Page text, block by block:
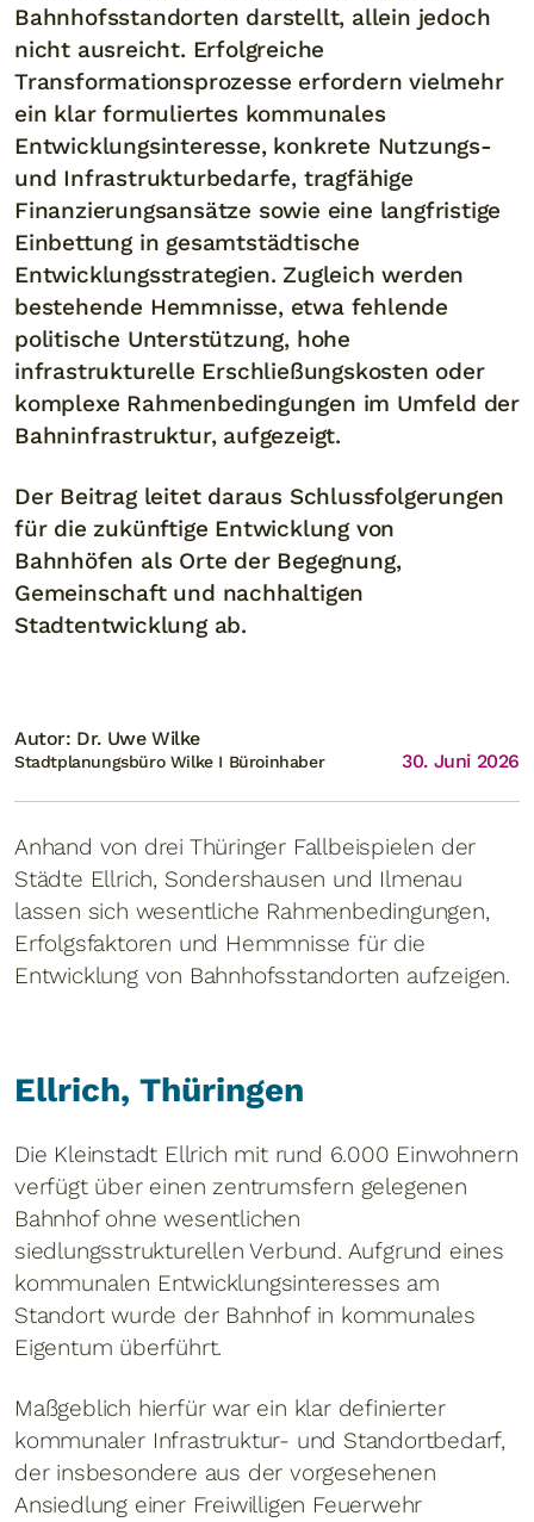
Bahnhofsstandorten darstellt, allein jedoch
nicht ausreicht. Erfolgreiche
Transformationsprozesse erfordern vielmehr
ein klar formuliertes kommunales
Entwicklungsinteresse, konkrete Nutzungs-
und Infrastrukturbedarfe, tragfähige
Finanzierungsansätze sowie eine langfristige
Einbettung in gesamtstädtische
Entwicklungsstrategien. Zugleich werden
bestehende Hemmnisse, etwa fehlende
politische Unterstützung, hohe
infrastrukturelle Erschließungskosten oder
komplexe Rahmenbedingungen im Umfeld der
Bahninfrastruktur, aufgezeigt.
Der Beitrag leitet daraus Schlussfolgerungen
für die zukünftige Entwicklung von
Bahnhöfen als Orte der Begegnung,
Gemeinschaft und nachhaltigen
Stadtentwicklung ab.
Autor: Dr. Uwe Wilke
Stadtplanungsbüro Wilke I Büroinhaber 30. Juni 2026
Anhand von drei Thüringer Fallbeispielen der
Städte Ellrich, Sondershausen und Ilmenau
lassen sich wesentliche Rahmenbedingungen,
Erfolgsfaktoren und Hemmnisse für die
Entwicklung von Bahnhofsstandorten aufzeigen.
Ellrich, Thüringen
Die Kleinstadt Ellrich mit rund 6.000 Einwohnern
verfügt über einen zentrumsfern gelegenen
Bahnhof ohne wesentlichen
siedlungsstrukturellen Verbund. Aufgrund eines
kommunalen Entwicklungsinteresses am
Standort wurde der Bahnhof in kommunales
Eigentum überführt.
Maßgeblich hierfür war ein klar definierter
kommunaler Infrastruktur- und Standortbedarf,
der insbesondere aus der vorgesehenen
Ansiedlung einer Freiwilligen Feuerwehr